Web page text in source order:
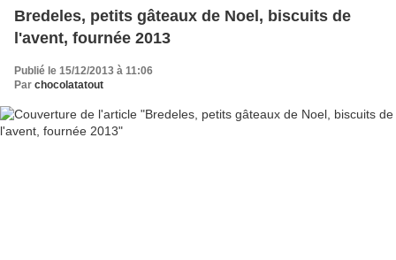
Bredeles, petits gâteaux de Noel, biscuits de
l'avent, fournée 2013
Publié le 15/12/2013 à 11:06
Par chocolatatout